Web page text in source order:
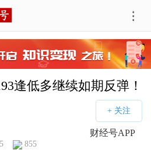
逢低多继续如期反弹！
财经号APP
855